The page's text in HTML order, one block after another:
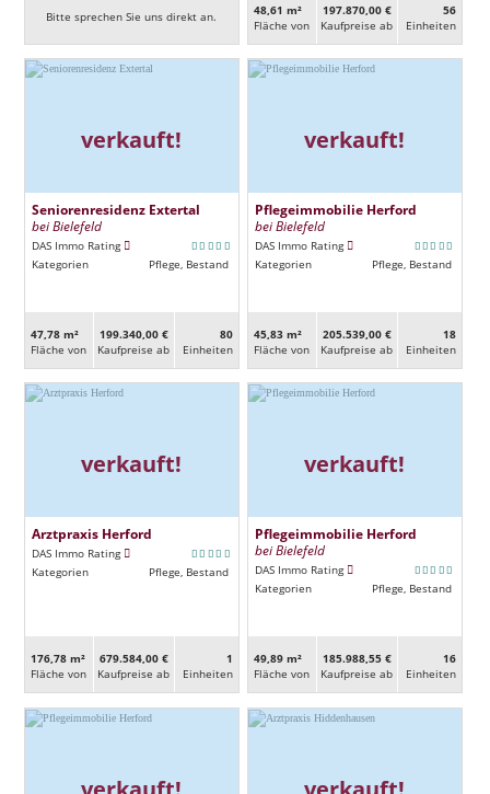
Bitte sprechen Sie uns direkt an.
48,61 m²
Fläche von
197.870,00 €
Kaufpreise ab
56
Ein­heiten
verkauft!
Seniorenresidenz Extertal
bei Bielefeld
DAS Immo Rating
Kategorien
Pflege, Bestand
47,78 m²
Fläche von
199.340,00 €
Kaufpreise ab
80
Ein­heiten
verkauft!
Pflegeimmobilie Herford
bei Bielefeld
DAS Immo Rating
Kategorien
Pflege, Bestand
45,83 m²
Fläche von
205.539,00 €
Kaufpreise ab
18
Ein­heiten
verkauft!
Arztpraxis Herford
DAS Immo Rating
Kategorien
Pflege, Bestand
176,78 m²
Fläche von
679.584,00 €
Kaufpreise ab
1
Ein­heiten
verkauft!
Pflegeimmobilie Herford
bei Bielefeld
DAS Immo Rating
Kategorien
Pflege, Bestand
49,89 m²
Fläche von
185.988,55 €
Kaufpreise ab
16
Ein­heiten